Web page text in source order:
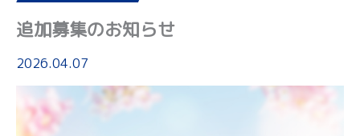
追加募集のお知らせ
2026.04.07